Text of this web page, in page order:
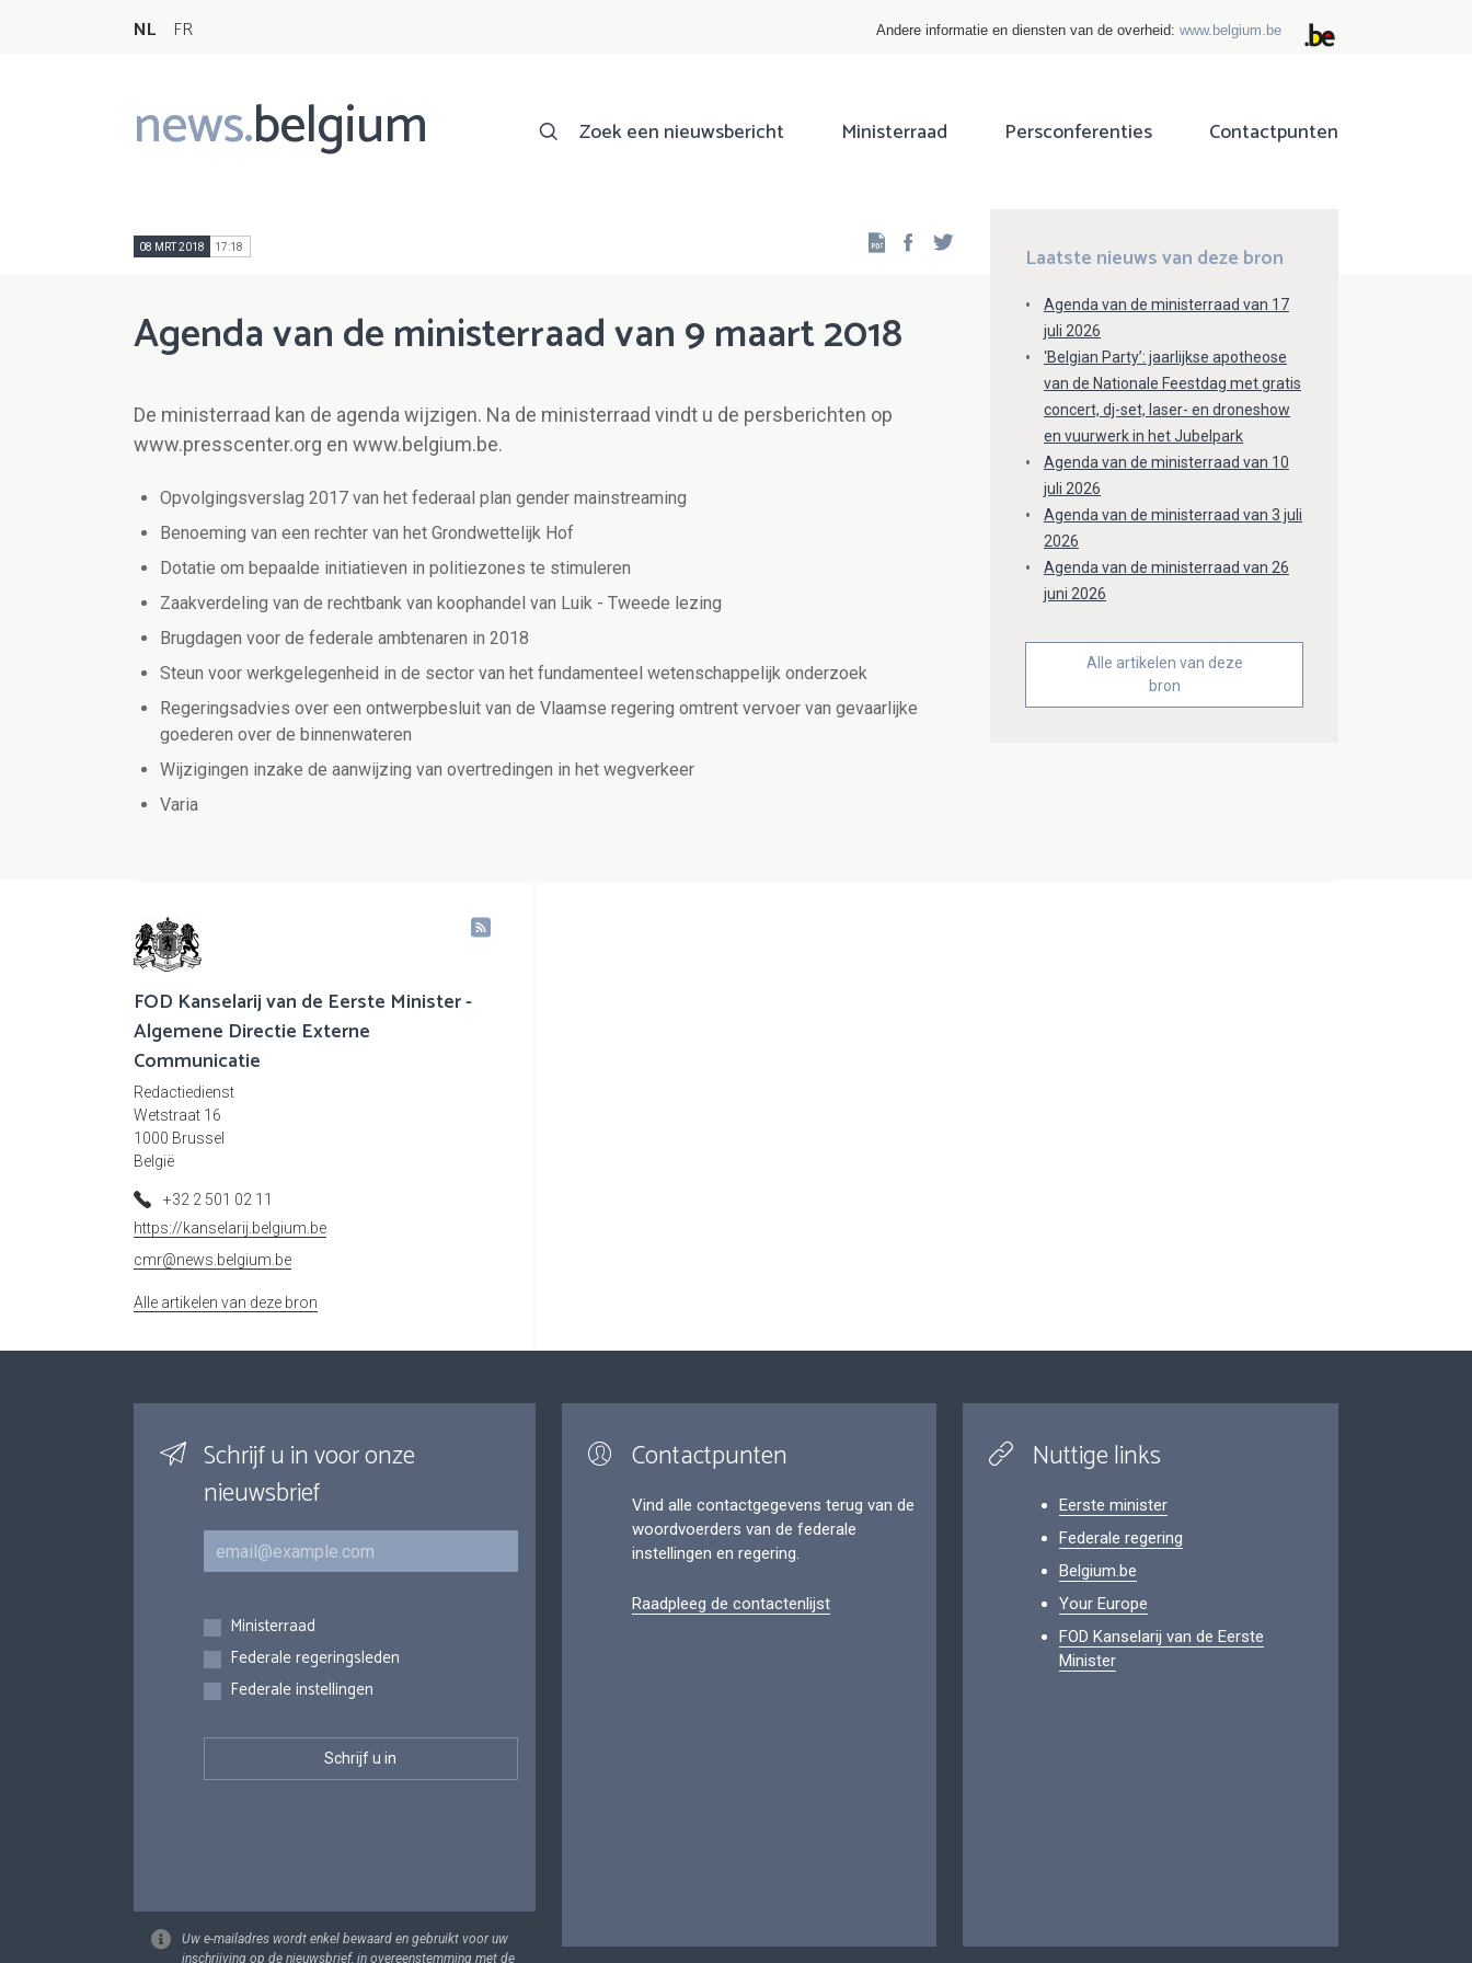
NL FR Andere informatie en diensten van de overheid: www.belgium.be
news.belgium
Main
navigation
Zoek een nieuwsbericht Ministerraad Persconferenties Contactpunten
08 MRT 2018 17:18 Facebook
Agenda van de ministerraad van 9 maart 2018
De ministerraad kan de agenda wijzigen. Na de ministerraad vindt u de persberichten op
www.presscenter.org en www.belgium.be.
Opvolgingsverslag 2017 van het federaal plan gender mainstreaming
Benoeming van een rechter van het Grondwettelijk Hof
Dotatie om bepaalde initiatieven in politiezones te stimuleren
Zaakverdeling van de rechtbank van koophandel van Luik - Tweede lezing
Brugdagen voor de federale ambtenaren in 2018
Steun voor werkgelegenheid in de sector van het fundamenteel wetenschappelijk onderzoek
Regeringsadvies over een ontwerpbesluit van de Vlaamse regering omtrent vervoer van gevaarlijke
goederen over de binnenwateren
Wijzigingen inzake de aanwijzing van overtredingen in het wegverkeer
Varia
Laatste nieuws van deze bron
Agenda van de ministerraad van 17
juli 2026
‘Belgian Party’: jaarlijkse apotheose
van de Nationale Feestdag met gratis
concert, dj-set, laser- en droneshow
en vuurwerk in het Jubelpark
Agenda van de ministerraad van 10
juli 2026
Agenda van de ministerraad van 3 juli
2026
Agenda van de ministerraad van 26
juni 2026
Alle artikelen van deze
bron
FOD Kanselarij van de Eerste Minister -
Algemene Directie Externe
Communicatie
Redactiedienst
Wetstraat 16
1000 Brussel
België
+32 2 501 02 11
https://kanselarij.belgium.be
cmr@news.belgium.be
Alle artikelen van deze bron
Schrijf u in voor onze
nieuwsbrief
E-mail
Inschrijvingen
Ministerraad
Federale regeringsleden
Federale instellingen
Uw e-mailadres wordt enkel bewaard en gebruikt voor uw
inschrijving op de nieuwsbrief, in overeenstemming met de
Contactpunten
Vind alle contactgegevens terug van de
woordvoerders van de federale
instellingen en regering.
Raadpleeg de contactenlijst
Nuttige links
Eerste minister
Federale regering
Belgium.be
Your Europe
FOD Kanselarij van de Eerste
Minister